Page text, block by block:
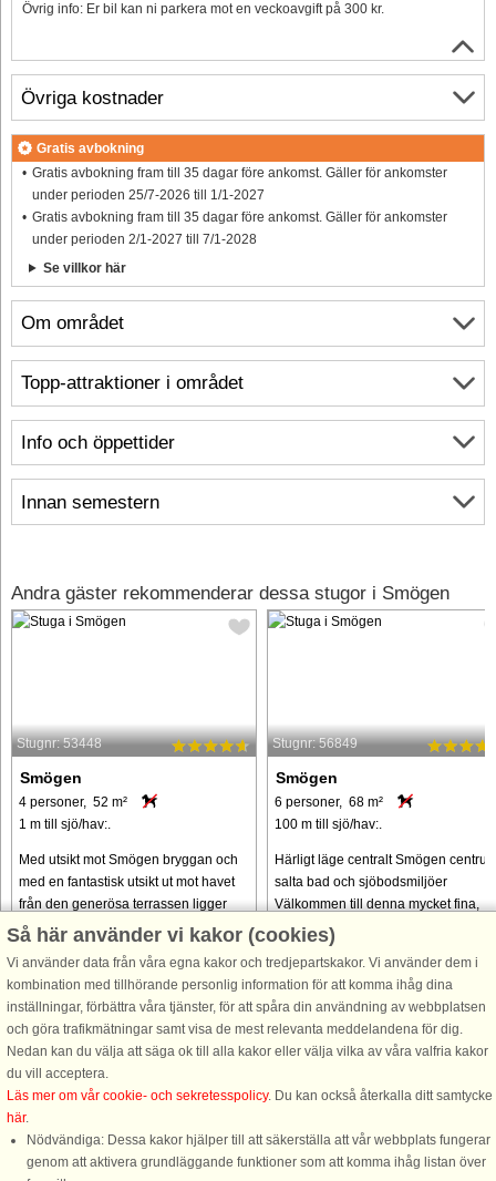
Övrig info: Er bil kan ni parkera mot en veckoavgift på 300 kr.
Om området
Info och öppettider
Innan semestern
Övriga kostnader
Gratis avbokning
Gratis avbokning fram till 35 dagar före ankomst. Gäller för ankomster
under perioden 25/7-2026 till 1/1-2027
Gratis avbokning fram till 35 dagar före ankomst. Gäller för ankomster
under perioden 2/1-2027 till 7/1-2028
Se villkor här
Topp-attraktioner i området
Andra gäster rekommenderar dessa stugor i Smögen
Stugnr: 53448
Smögen
4 personer, 52 m²
1 m till sjö/hav:.
Med utsikt mot Smögen bryggan och
med en fantastisk utsikt ut mot havet
från den generösa terrassen ligger
den här fräscha lägenheten. Kök och
planlösning med utsikt mot vattnet ...
från 10.573 SEK
Stugnr: 56849
Smögen
6 personer, 68 m²
100 m till sjö/hav:.
Härligt läge centralt Smögen
salta bad och sjöbodsmiljöer
Välkommen till denna mycket fina,
fräscha, familjevänliga och centralt
belägna lägenhet i det nybyggda
Klevenområdet på Smögen. Här bor
från 9.560 SEK
Så här använder vi kakor (cookies)
Vi använder data från våra egna kakor och tredjepartskakor. Vi använder dem i
kombination med tillhörande personlig information för att komma ihåg dina
inställningar, förbättra våra tjänster, för att spåra din användning av webbplatsen
och göra trafikmätningar samt visa de mest relevanta meddelandena för dig.
Nedan kan du välja att säga ok till alla kakor eller välja vilka av våra valfria kakor
du vill acceptera.
Läs mer om vår cookie- och sekretesspolicy. Du kan också återkalla ditt samtycke
här.
Nödvändiga: Dessa kakor hjälper till att säkerställa att vår webbplats fungerar
genom att aktivera grundläggande funktioner som att komma ihåg listan över